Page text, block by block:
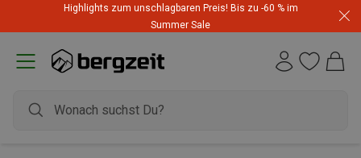
Highlights zum unschlagbaren Preis! Bis zu -60 % im
Summer Sale